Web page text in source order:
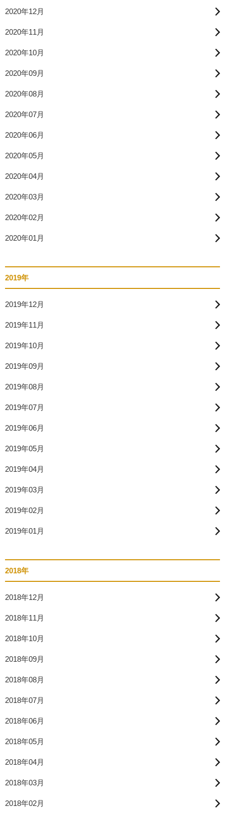
2020年12月
2020年11月
2020年10月
2020年09月
2020年08月
2020年07月
2020年06月
2020年05月
2020年04月
2020年03月
2020年02月
2020年01月
2019年
2019年12月
2019年11月
2019年10月
2019年09月
2019年08月
2019年07月
2019年06月
2019年05月
2019年04月
2019年03月
2019年02月
2019年01月
2018年
2018年12月
2018年11月
2018年10月
2018年09月
2018年08月
2018年07月
2018年06月
2018年05月
2018年04月
2018年03月
2018年02月